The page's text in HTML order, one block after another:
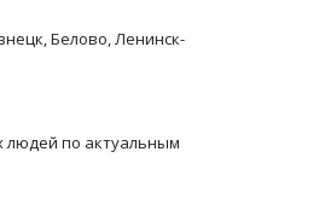
Белово, Ленинск-
людей по актуальным